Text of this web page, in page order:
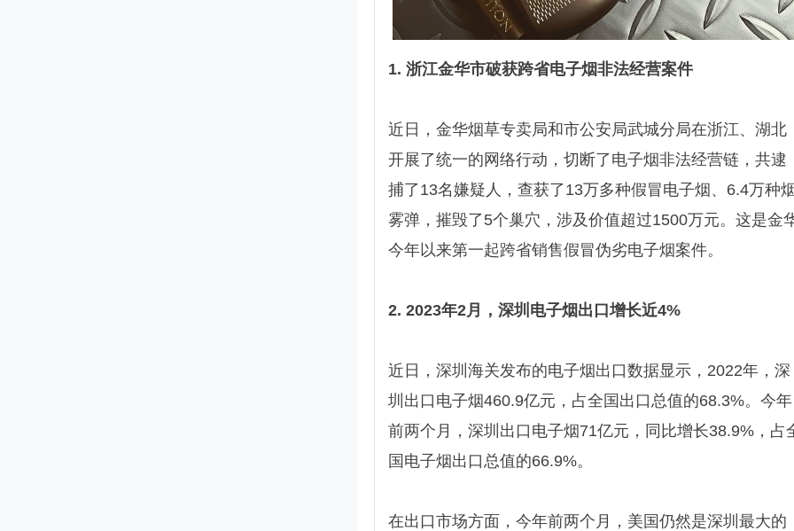
1. 浙江金华市破获跨省电子烟非法经营案件
近日，金华烟草专卖局和市公安局武城分局在浙江、湖北
开展了统一的网络行动，切断了电子烟非法经营链，共逮
捕了13名嫌疑人，查获了13万多种假冒电子烟、6.4万种
雾弹，摧毁了5个巢穴，涉及价值超过1500万元。这是金
今年以来第一起跨省销售假冒伪劣电子烟案件。
2. 2023年2月，深圳电子烟出口增长近4%
近日，深圳海关发布的电子烟出口数据显示，2022年，深
圳出口电子烟460.9亿元，占全国出口总值的68.3%。今年
前两个月，深圳出口电子烟71亿元，同比增长38.9%，占
国电子烟出口总值的66.9%。
在出口市场方面，今年前两个月，美国仍然是深圳最大的